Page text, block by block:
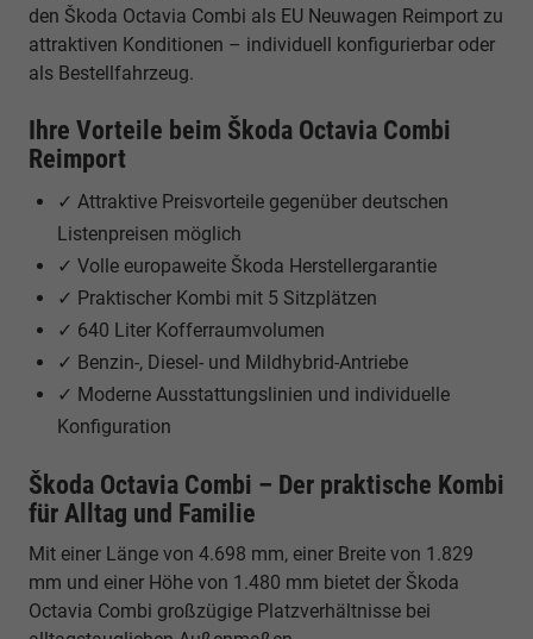
den Škoda Octavia Combi als EU Neuwagen Reimport zu
attraktiven Konditionen – individuell konfigurierbar oder
als Bestellfahrzeug.
Ihre Vorteile beim Škoda Octavia Combi
Reimport
✓ Attraktive Preisvorteile gegenüber deutschen
Listenpreisen möglich
✓ Volle europaweite Škoda Herstellergarantie
✓ Praktischer Kombi mit 5 Sitzplätzen
✓ 640 Liter Kofferraumvolumen
✓ Benzin-, Diesel- und Mildhybrid-Antriebe
✓ Moderne Ausstattungslinien und individuelle
Konfiguration
Škoda Octavia Combi – Der praktische Kombi
für Alltag und Familie
Mit einer Länge von 4.698 mm, einer Breite von 1.829
mm und einer Höhe von 1.480 mm bietet der Škoda
Octavia Combi großzügige Platzverhältnisse bei